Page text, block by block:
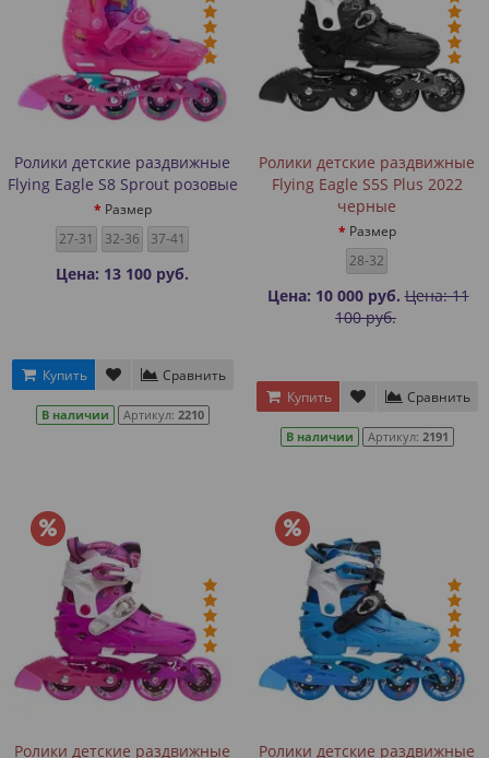
Ролики детские раздвижные
Flying Eagle S8 Sprout розовые
Размер
27-31
32-36 37-41
Цена: 13 100 руб.
Купить Сравнить
В наличии Артикул: 2210
Ролики детские раздвижные
Flying Eagle S5S Plus 2022
черные
Размер
28-32
Цена: 10 000 руб. Цена: 11
100 руб.
Купить Сравнить
В наличии Артикул: 2191
Ролики детские раздвижные
Ролики детские раздвижные